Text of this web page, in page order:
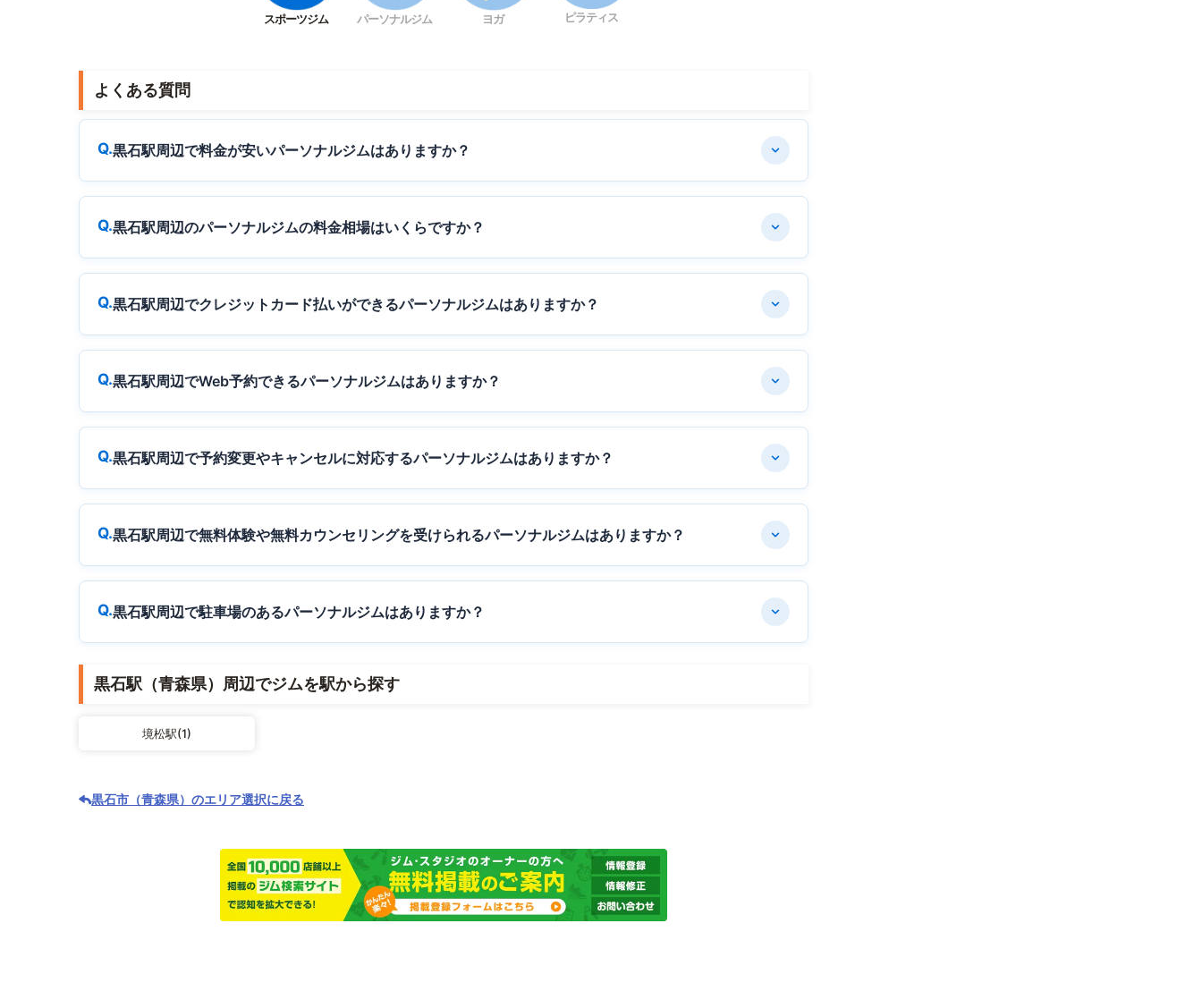
スポーツジム パーソナルジム ヨガ ピラティス
よくある質問
黒石駅周辺で料金が安いパーソナルジムはありますか？
黒石駅周辺のパーソナルジムの料金相場はいくらですか？
黒石駅周辺でクレジットカード払いができるパーソナルジムはありますか？
黒石駅周辺でWeb予約できるパーソナルジムはありますか？
黒石駅周辺で予約変更やキャンセルに対応するパーソナルジムはありますか？
黒石駅周辺で無料体験や無料カウンセリングを受けられるパーソナルジムはありますか？
黒石駅周辺で駐車場のあるパーソナルジムはありますか？
黒石駅（青森県）周辺でジムを駅から探す
境松駅(1)
黒石市（青森県）のエリア選択に戻る